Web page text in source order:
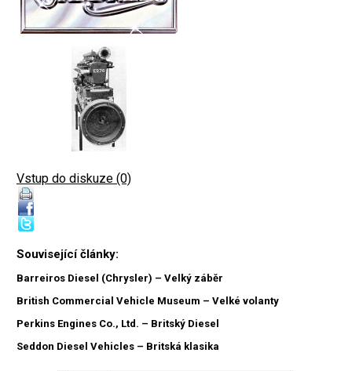
Vstup do diskuze (0)
Související články:
Barreiros Diesel (Chrysler) – Velký záběr
British Commercial Vehicle Museum – Velké volanty
Perkins Engines Co., Ltd. – Britský Diesel
Seddon Diesel Vehicles – Britská klasika